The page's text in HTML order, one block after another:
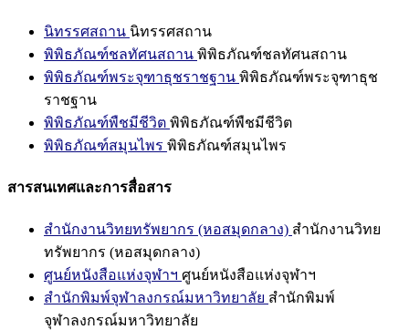
นิทรรศสถาน นิทรรศสถาน
พิพิธภัณฑ์ชลทัศนสถาน พิพิธภัณฑ์ชลทัศนสถาน
พิพิธภัณฑ์พระจุฑาธุชราชฐาน พิพิธภัณฑ์พระจุฑาธุช
ราชฐาน
พิพิธภัณฑ์พืชมีชีวิต พิพิธภัณฑ์พืชมีชีวิต
พิพิธภัณฑ์สมุนไพร พิพิธภัณฑ์สมุนไพร
สารสนเทศและการสื่อสาร
สำนักงานวิทยทรัพยากร (หอสมุดกลาง) สำนักงานวิทย
ทรัพยากร (หอสมุดกลาง)
ศูนย์หนังสือแห่งจุฬาฯ ศูนย์หนังสือแห่งจุฬาฯ
สำนักพิมพ์จุฬาลงกรณ์มหาวิทยาลัย สำนักพิมพ์
จุฬาลงกรณ์มหาวิทยาลัย